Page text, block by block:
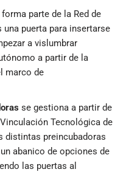
forma parte de la Red de
una puerta para insertarse
a vislumbrar
a partir de la
marco de
se gestiona a partir de
Tecnológica de
distintas preincubadoras
abanico de opciones de
las puertas al